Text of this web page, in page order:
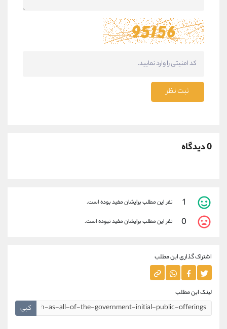
ثبت نظر
0 دیدگاه
1 نفر این مطلب برایشان مفید بوده است.
0 نفر این مطلب برایشان مفید نبوده است.
اشتراک گذاری این مطلب
لینک این مطلب
کپی